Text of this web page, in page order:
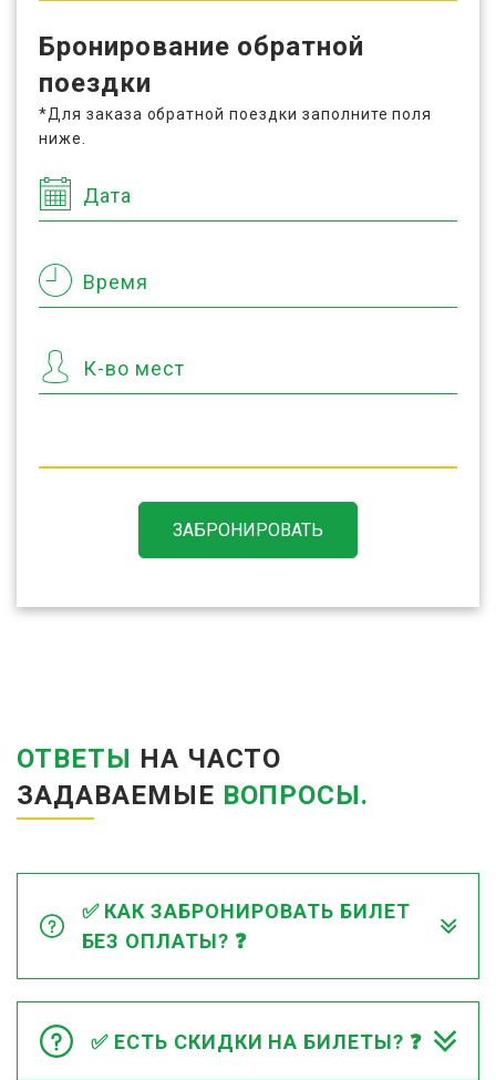
Бронирование обратной
поездки
*Для заказа обратной поездки заполните поля
ниже.
Дата
Время
К-во мест
ЗАБРОНИРОВАТЬ
ОТВЕТЫ НА ЧАСТО
ЗАДАВАЕМЫЕ ВОПРОСЫ.
✅ КАК ЗАБРОНИРОВАТЬ БИЛЕТ
БЕЗ ОПЛАТЫ? ❓
✅ ЕСТЬ СКИДКИ НА БИЛЕТЫ? ❓